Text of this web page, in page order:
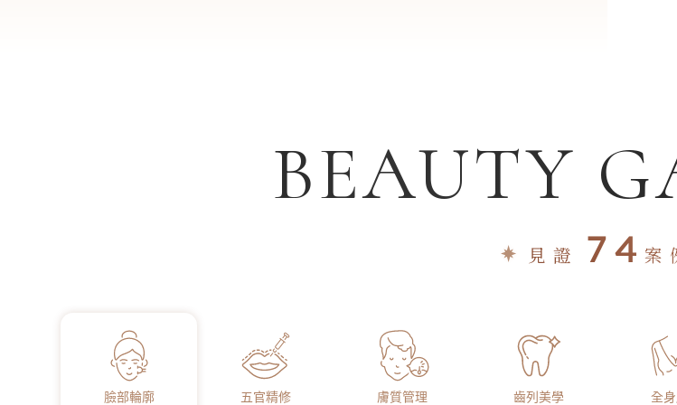
BEAUTY
見證 74 案
臉部輪廓
五官精修
膚質管理
齒列美學
全